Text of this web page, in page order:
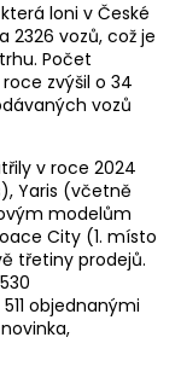
loni v České
2326 vozů, což je
Počet
zvýšil o 34
vozů
v roce 2024
Yaris (včetně
modelům
City (1. místo
třetiny prodejů.
objednanými